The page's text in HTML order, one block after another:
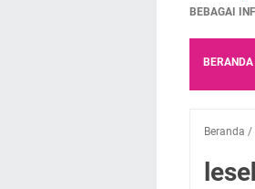
BEBAGAI
BERANDA
Beranda /